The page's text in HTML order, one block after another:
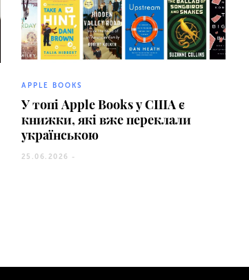
APPLE BOOKS
У топі Apple Books у США є
книжки, які вже переклали
українською
25.06.2026 -